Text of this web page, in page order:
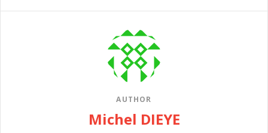
AUTHOR
Michel DIEYE